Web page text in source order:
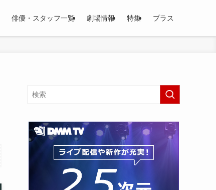
俳優・スタッフ一覧 劇場情報 特集 プラス